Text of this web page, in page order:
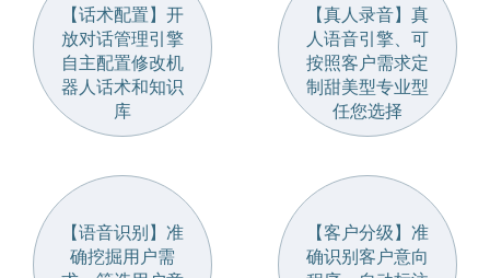
【话术配置】开
放对话管理引擎
自主配置修改机
器人话术和知识
库
【真人录音】真
人语音引擎、可
按照客户需求定
制甜美型专业型
任您选择
【语音识别】准
确挖掘用户需
【客户分级】准
确识别客户意向